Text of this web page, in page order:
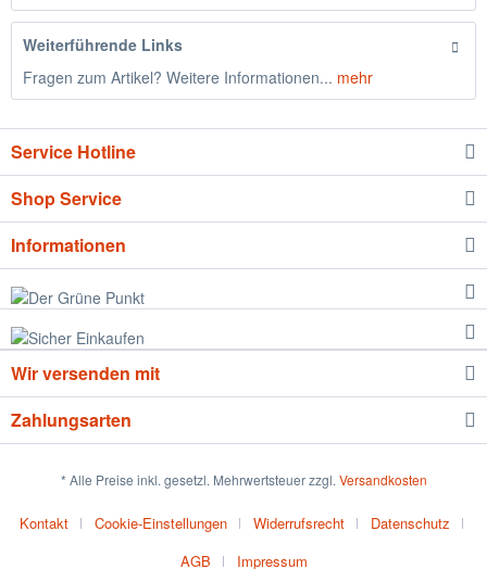
Weiterführende Links
Fragen zum Artikel? Weitere Informationen... mehr
Service Hotline
Shop Service
Informationen
Wir versenden mit
Zahlungsarten
* Alle Preise inkl. gesetzl. Mehrwertsteuer zzgl. Versandkosten
Kontakt Cookie-Einstellungen Widerrufsrecht
Datenschutz
AGB
Impressum